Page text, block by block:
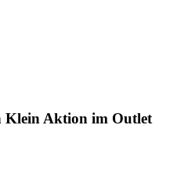
Klein Aktion im Outlet